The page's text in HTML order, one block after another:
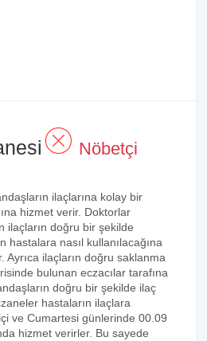
Nöbetçi
ilaçlarına kolay bir
hizmet verir. Doktorlar
ilaçların doğru bir şekilde
hastalara nasıl kullanılacağına
Ayrıca ilaçların doğru saklanma
bulunan eczacılar tarafına
doğru bir şekilde ilaç
hastaların ilaçlara
ve Cumartesi günlerinde 00.09
hizmet verirler. Bu sayede